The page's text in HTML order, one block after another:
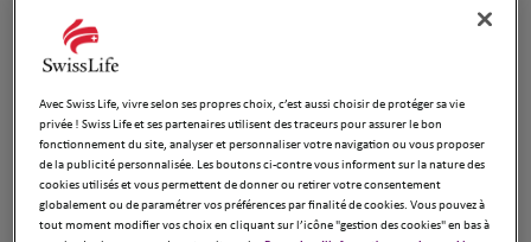
km
Voir plus
3 BOUSQUET ALEXANDRE
Avec Swiss Life, vivre selon ses propres choix, c’est aussi choisir de protéger sa vie
privée ! Swiss Life et ses partenaires utilisent des traceurs pour assurer le bon
fonctionnement du site, analyser et personnaliser votre navigation ou vous proposer
de la publicité personnalisée. Les boutons ci-contre vous informent sur la nature des
cookies utilisés et vous permettent de donner ou retirer votre consentement
globalement ou de paramétrer vos préférences par finalité de cookies. Vous pouvez à
tout moment modifier vos choix en cliquant sur l’icône "gestion des cookies" en bas à